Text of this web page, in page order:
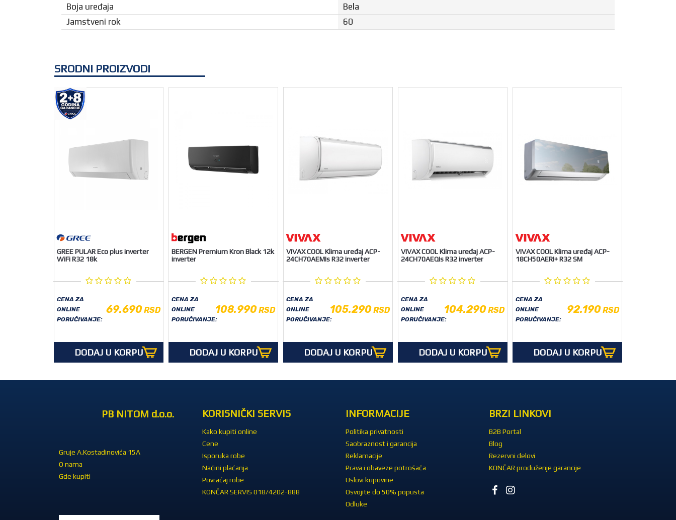
Boja uređaja
Bela
Jamstveni rok
60
SRODNI PROIZVODI
GREE PULAR Eco plus inverter
WiFi R32 18k
CENA ZA
ONLINE
PORUČIVANJE:
69.690RSD
DODAJ U KORPU
BERGEN Premium Kron Black 12k
inverter
CENA ZA
ONLINE
PORUČIVANJE:
108.990RSD
DODAJ U KORPU
VIVAX COOL Klima uređaj ACP-
24CH70AEMIs R32 inverter
CENA ZA
ONLINE
PORUČIVANJE:
105.290RSD
DODAJ U KORPU
VIVAX COOL Klima uređaj ACP-
24CH70AEQIs R32 inverter
CENA ZA
ONLINE
PORUČIVANJE:
104.290RSD
DODAJ U KORPU
VIVAX COOL Klima uređaj ACP-
18CH50AERI+ R32 SM
CENA ZA
ONLINE
PORUČIVANJE:
92.190RSD
DODAJ U KORPU
PB NITOM d.o.o.
Gruje A.Kostadinovića 15A
O nama
Gde kupiti
KORISNIČKI SERVIS
Kako kupiti online
Cene
Isporuka robe
Načini plaćanja
Povraćaj robe
KONČAR SERVIS 018/4202-888
INFORMACIJE
Politika privatnosti
Saobraznost i garancija
Reklamacije
Prava i obaveze potrošača
Uslovi kupovine
Osvojite do 50% popusta
Odluke
BRZI LINKOVI
B2B Portal
Blog
Rezervni delovi
KONČAR produženje garancije